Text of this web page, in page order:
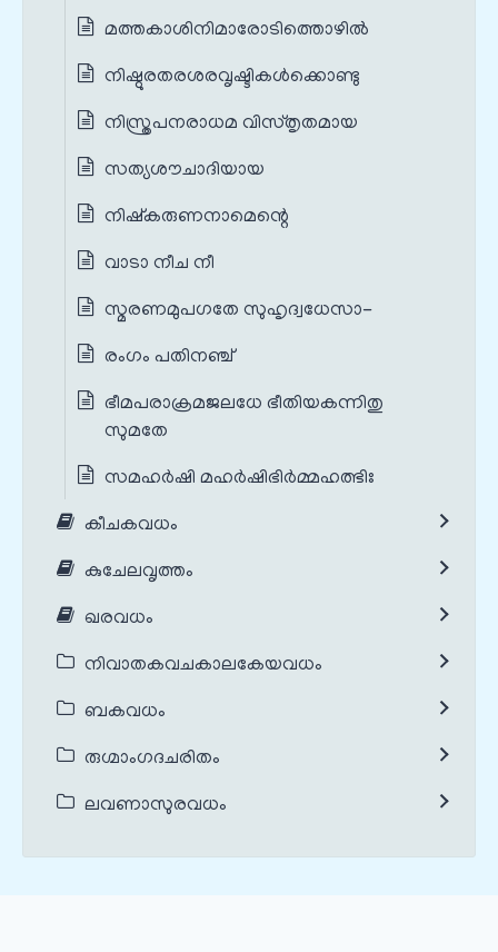
മത്തകാശിനിമാരോടിത്തൊഴിൽ
നിഷ്ഠുരതരശരവൃഷ്ടികൾക്കൊണ്ടു
നിസ്ത്രപനരാധമ വിസ്തൃതമായ
സത്യശൗചാദിയായ
നിഷ്കരുണനാമെന്റെ
വാടാ നീച നീ
സ്മരണമുപഗതേ സുഹൃദ്വധേസാ-
രംഗം പതിനഞ്ച്
ഭീമപരാക്രമജലധേ ഭീതിയകന്നിതു
സുമതേ
സമഹർഷി മഹർഷിഭിർമ്മഹത്ഭിഃ
കീചകവധം
കുചേലവൃത്തം
ഖരവധം
നിവാതകവചകാലകേയവധം
ബകവധം
രുഗ്മാംഗദചരിതം
ലവണാസുരവധം